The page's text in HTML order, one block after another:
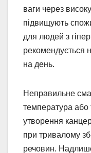
ваги через
підвищують
для людей з
рекомендується
на день.
Неправильне
температура або
утворення
при тривалому
речовин.